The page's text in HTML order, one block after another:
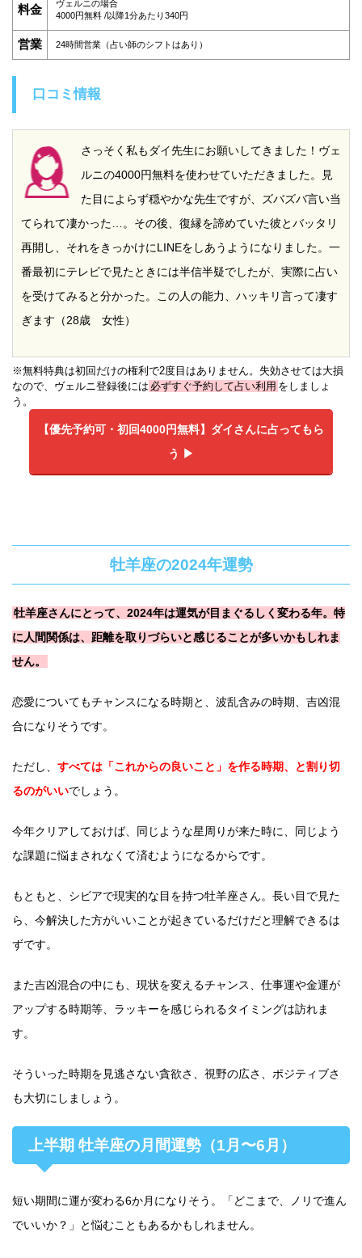
料金
ヴェルニの場合
4000円無料 /以降1分あたり340円
営業 24時間営業（占い師のシフトはあり）
口コミ情報
さっそく私もダイ先生にお願いしてきました！ヴェ
ルニの4000円無料を使わせていただきました。見
た目によらず穏やかな先生ですが、ズバズバ言い当
てられて凄かった…。その後、復縁を諦めていた彼とバッタリ
再開し、それをきっかけにLINEをしあうようになりました。一
番最初にテレビで見たときには半信半疑でしたが、実際に占い
を受けてみると分かった。この人の能力、ハッキリ言って凄す
ぎます（28歳 女性）
※無料特典は初回だけの権利で2度目はありません。失効させては大損
なので、ヴェルニ登録後には 必ずすぐ予約して占い利用 をしましょ
う。
【優先予約可・初回4000円無料】 ダイさんに占ってもら
う ▶︎
牡羊座の2024年運勢
牡羊座さんにとって、2024年は運気が目まぐるしく変わる年。特
に人間関係は、距離を取りづらいと感じることが多いかもしれま
せん。
恋愛についてもチャンスになる時期と、波乱含みの時期、吉凶混
合になりそうです。
ただし、 すべては「これからの良いこと」を作る時期、と割り切
るのがいいでしょう。
今年クリアしておけば、同じような星周りが来た時に、同じよう
な課題に悩まされなくて済むようになるからです。
もともと、シビアで現実的な目を持つ牡羊座さん。長い目で見た
ら、今解決した方がいいことが起きているだけだと理解できるは
ずです。
また吉凶混合の中にも、現状を変えるチャンス、仕事運や金運が
アップする時期等、ラッキーを感じられるタイミングは訪れま
す。
そういった時期を見逃さない貪欲さ、視野の広さ、ポジティブさ
も大切にしましょう。
上半期 牡羊座の月間運勢（1月〜6月）
短い期間に運が変わる6か月になりそう。「どこまで、ノリで進ん
でいいか？」と悩むこともあるかもしれません。